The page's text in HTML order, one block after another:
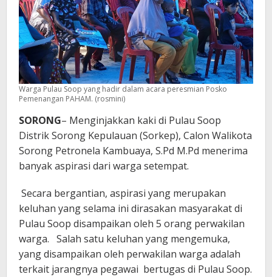
Tempat
Warga Pulau Soop yang hadir dalam acara peresmian Posko
Pemenangan PAHAM. (rosmini)
SORONG– Menginjakkan kaki di Pulau Soop
Distrik Sorong Kepulauan (Sorkep), Calon Walikota
Sorong Petronela Kambuaya, S.Pd M.Pd menerima
banyak aspirasi dari warga setempat.
Secara bergantian, aspirasi yang merupakan
keluhan yang selama ini dirasakan masyarakat di
Pulau Soop disampaikan oleh 5 orang perwakilan
warga. Salah satu keluhan yang mengemuka,
yang disampaikan oleh perwakilan warga adalah
terkait jarangnya pegawai bertugas di Pulau Soop.